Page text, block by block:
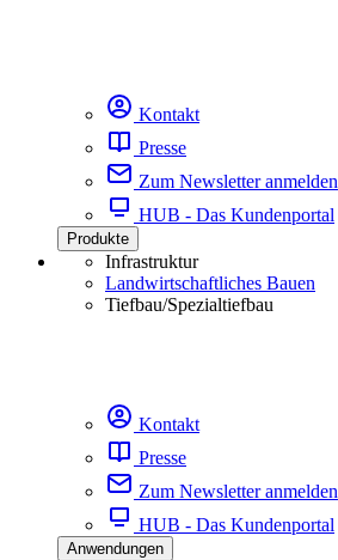
Kontakt
Presse
Zum Newsletter anmelden
HUB - Das Kundenportal
Produkte
Infrastruktur
Landwirtschaftliches Bauen
Tiefbau/Spezialtiefbau
Kontakt
Presse
Zum Newsletter anmelden
HUB - Das Kundenportal
Anwendungen